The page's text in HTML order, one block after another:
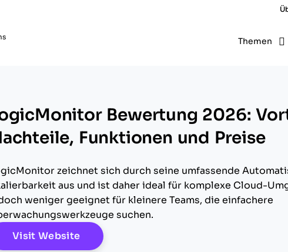
Themen
Bewertung 2026:
Funktionen und Preise
zeichnet sich durch seine umfassende
aus und ist daher ideal für komplexe Cloud-
weniger geeignet für kleinere Teams, die einfachere
suchen.
Visit WebsiteOpens New Window